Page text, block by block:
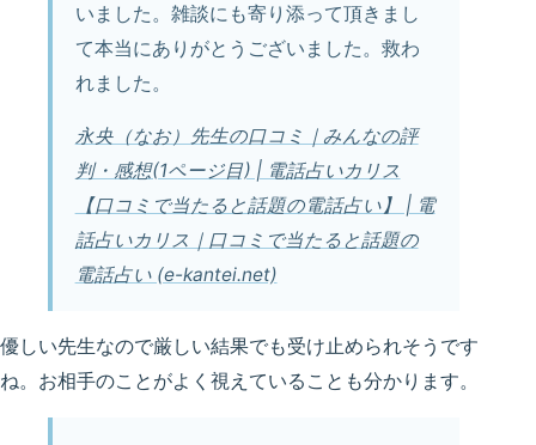
いました。雑談にも寄り添って頂きまし
て本当にありがとうございました。救わ
れました。
永央（なお）先生の口コミ｜みんなの評
判・感想(1ページ目) | 電話占いカリス
【口コミで当たると話題の電話占い】 | 電
話占いカリス｜口コミで当たると話題の
電話占い (e-kantei.net)
優しい先生なので厳しい結果でも受け止められそうです
ね。お相手のことがよく視えていることも分かります。